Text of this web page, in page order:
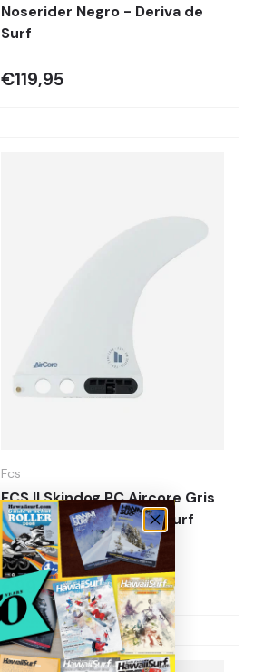
Noserider Negro - Deriva de
Surf
€119,95
Fcs
FCS II Skindog PC Aircore Gris
Amanecer - Deriva de Surf
€99,95